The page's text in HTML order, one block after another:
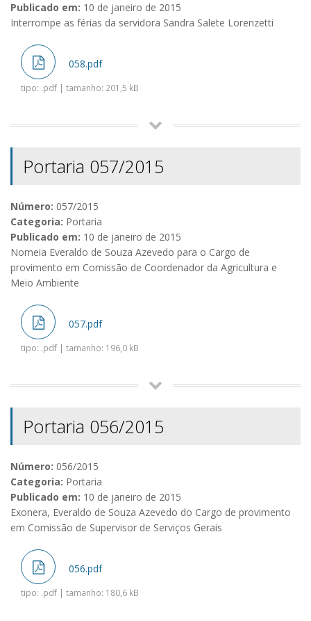
Publicado em: 10 de janeiro de 2015
Interrompe as férias da servidora Sandra Salete Lorenzetti
058.pdf
tipo: .pdf | tamanho: 201,5 kB
Portaria 057/2015
Número: 057/2015
Categoria: Portaria
Publicado em: 10 de janeiro de 2015
Nomeia Everaldo de Souza Azevedo para o Cargo de
provimento em Comissão de Coordenador da Agricultura e
Meio Ambiente
057.pdf
tipo: .pdf | tamanho: 196,0 kB
Portaria 056/2015
Número: 056/2015
Categoria: Portaria
Publicado em: 10 de janeiro de 2015
Exonera, Everaldo de Souza Azevedo do Cargo de provimento
em Comissão de Supervisor de Serviços Gerais
056.pdf
tipo: .pdf | tamanho: 180,6 kB